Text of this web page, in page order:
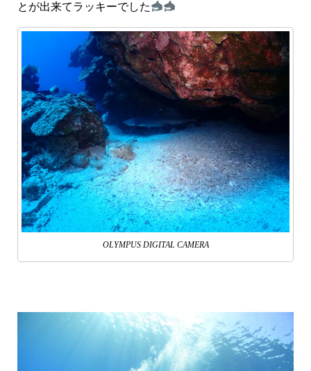
とが出来てラッキーでした
OLYMPUS DIGITAL CAMERA